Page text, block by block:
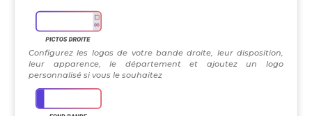
Configurez les logos de votre bande droite, leur disposition,
leur apparence, le département et ajoutez un logo
personnalisé si vous le souhaitez